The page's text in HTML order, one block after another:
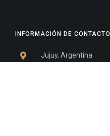
INFORMACIÓN DE CONTACTO
Jujuy, Argentina